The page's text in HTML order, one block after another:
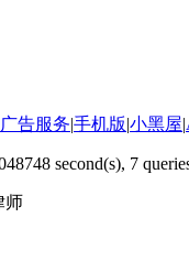
广告服务|手机版|小黑屋|
second(s), 7
师